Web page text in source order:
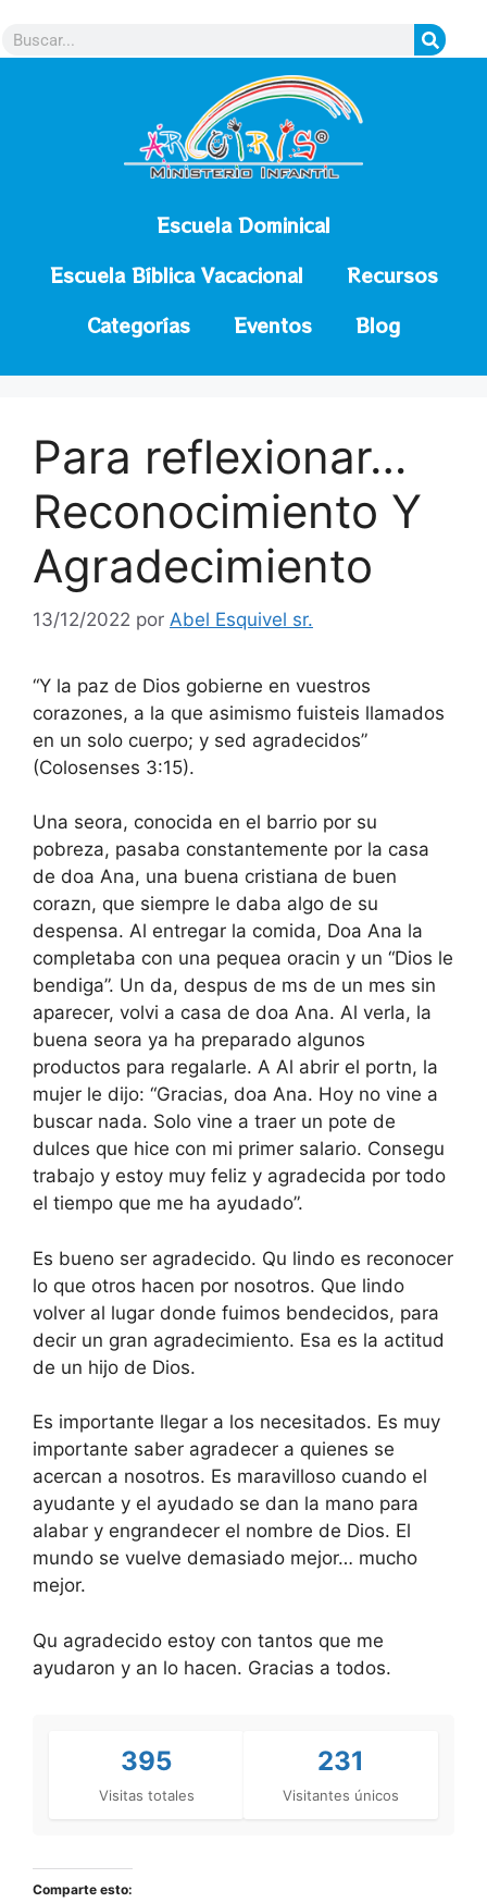
Escuela Dominical
Escuela Bíblica Vacacional
Recursos
Categorías
Eventos Blog
Para reflexionar…
Reconocimiento Y
Agradecimiento
13/12/2022 por Abel Esquivel sr.
“Y la paz de Dios gobierne en vuestros
corazones, a la que asimismo fuisteis llamados
en un solo cuerpo; y sed agradecidos”
(Colosenses 3:15).
Una seora, conocida en el barrio por su
pobreza, pasaba constantemente por la casa
de doa Ana, una buena cristiana de buen
corazn, que siempre le daba algo de su
despensa. Al entregar la comida, Doa Ana la
completaba con una pequea oracin y un “Dios le
bendiga”. Un da, despus de ms de un mes sin
aparecer, volvi a casa de doa Ana. Al verla, la
buena seora ya ha preparado algunos
productos para regalarle. A Al abrir el portn, la
mujer le dijo: “Gracias, doa Ana. Hoy no vine a
buscar nada. Solo vine a traer un pote de
dulces que hice con mi primer salario. Consegu
trabajo y estoy muy feliz y agradecida por todo
el tiempo que me ha ayudado”.
Es bueno ser agradecido. Qu lindo es reconocer
lo que otros hacen por nosotros. Que lindo
volver al lugar donde fuimos bendecidos, para
decir un gran agradecimiento. Esa es la actitud
de un hijo de Dios.
Es importante llegar a los necesitados. Es muy
importante saber agradecer a quienes se
acercan a nosotros. Es maravilloso cuando el
ayudante y el ayudado se dan la mano para
alabar y engrandecer el nombre de Dios. El
mundo se vuelve demasiado mejor… mucho
mejor.
Qu agradecido estoy con tantos que me
ayudaron y an lo hacen. Gracias a todos.
395
Visitas totales
231
Visitantes únicos
Comparte esto: